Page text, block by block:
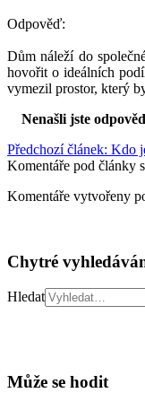
Odpověď:
Dům náleží do
hovořit o ideálních
vymezil prostor, který
Nenašli jste
Předchozí článek: Kdo
Komentáře pod články
Komentáře vytvořeny
Chytré
Hledat
Může se hodit